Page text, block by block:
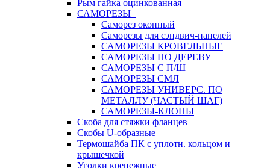
Рым гайка оцинкованная
САМОРЕЗЫ
Саморез оконный
Саморезы для сэндвич-панелей
САМОРЕЗЫ КРОВЕЛЬНЫЕ
САМОРЕЗЫ ПО ДЕРЕВУ
САМОРЕЗЫ С П/Ш
САМОРЕЗЫ СМЛ
САМОРЕЗЫ УНИВЕРС. ПО
МЕТАЛЛУ (ЧАСТЫЙ ШАГ)
САМОРЕЗЫ-КЛОПЫ
Скоба для стяжки фланцев
Скобы U-образные
Термошайба ПК с уплотн. кольцом и
крышечкой
Уголки крепежные